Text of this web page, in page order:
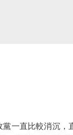
一直比較消沉，